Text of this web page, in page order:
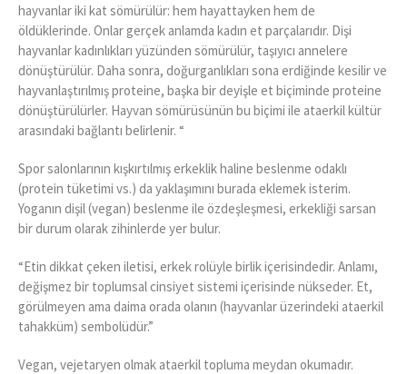
hayvanlar iki kat sömürülür: hem hayattayken hem de
öldüklerinde. Onlar gerçek anlamda kadın et parçalarıdır. Dişi
hayvanlar kadınlıkları yüzünden sömürülür, taşıyıcı annelere
dönüştürülür. Daha sonra, doğurganlıkları sona erdiğinde kesilir ve
hayvanlaştırılmış proteine, başka bir deyişle et biçiminde proteine
dönüştürülürler. Hayvan sömürüsünün bu biçimi ile ataerkil kültür
arasındaki bağlantı belirlenir. “
Spor salonlarının kışkırtılmış erkeklik haline beslenme odaklı
(protein tüketimi vs.) da yaklaşımını burada eklemek isterim.
Yoganın dişil (vegan) beslenme ile özdeşleşmesi, erkekliği sarsan
bir durum olarak zihinlerde yer bulur.
“Etin dikkat çeken iletisi, erkek rolüyle birlik içerisindedir. Anlamı,
değişmez bir toplumsal cinsiyet sistemi içerisinde nükseder. Et,
görülmeyen ama daima orada olanın (hayvanlar üzerindeki ataerkil
tahakküm) sembolüdür.”
Vegan, vejetaryen olmak ataerkil topluma meydan okumadır.